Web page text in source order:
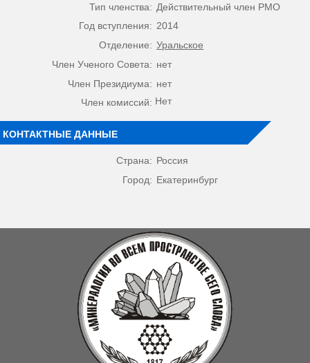
Тип членства: Действительный член РМО
Год вступления: 2014
Отделение: Уральское
Член Ученого Совета: нет
Член Президиума: нет
Член комиссий: Нет
КОНТАКТНЫЕ ДАННЫЕ
Страна: Россия
Город: Екатеринбург